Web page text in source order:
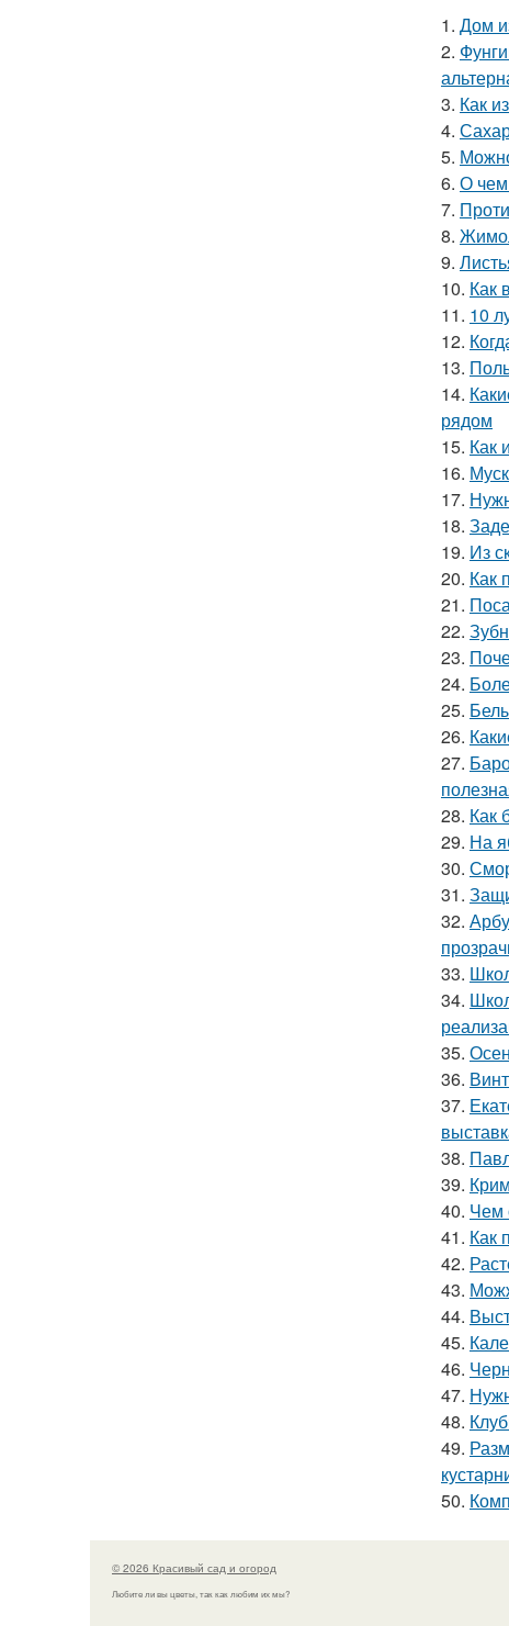
1. Дом
2.
3. Как
4.
5.
6. О чем
7.
8.
9.
10. Как
11. 10
12.
13.
14.
рядом
15. Как
16.
17.
18.
19. Из
20. Как
21.
22.
23.
24.
25.
26.
27.
28. Как
29. На
30.
31.
32.
33.
34.
35.
36.
37.
38.
39.
40. Чем
41. Как
42.
43.
44.
45.
46.
47.
48.
49.
50.
© 2026 Красивый сад и огород
Любите ли вы цветы, так как любим их мы?